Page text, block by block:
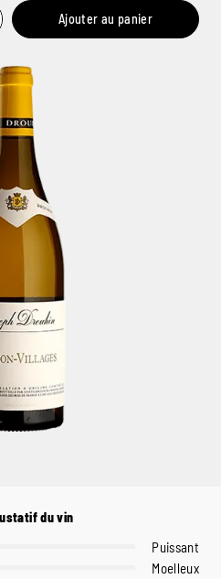
Ajouter au panier
du vin
Puissant
Moelleux